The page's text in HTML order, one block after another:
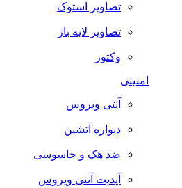
تصاویر استوک
تصاویر لایه باز
وکتور
امنیتی
آنتی ویروس
دیواره آتشین
ضد هک و جاسوسی
آپدیت آنتی ویروس